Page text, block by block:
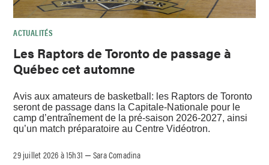
ACTUALITÉS
Les Raptors de Toronto de passage à
Québec cet automne
Avis aux amateurs de basketball: les Raptors de Toronto
seront de passage dans la Capitale-Nationale pour le
camp d’entraînement de la pré-saison 2026-2027, ainsi
qu’un match préparatoire au Centre Vidéotron.
29 juillet 2026 à 15h31 –Sara Comadina